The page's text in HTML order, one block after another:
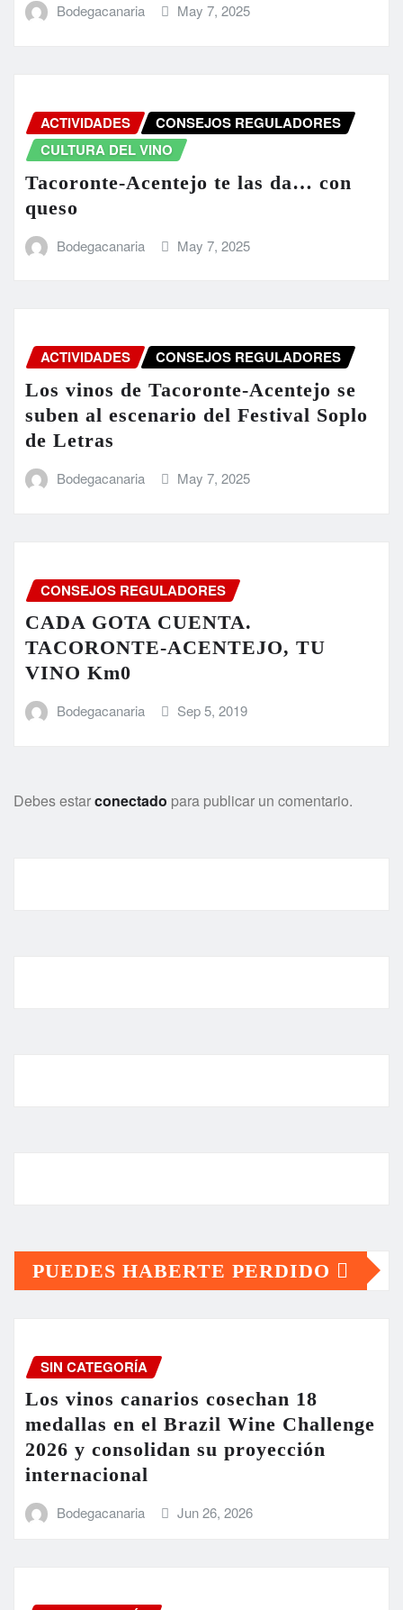
Bodegacanaria May 7, 2025
ACTIVIDADES
CONSEJOS REGULADORES
CULTURA DEL VINO
Tacoronte-Acentejo te las da… con
queso
Bodegacanaria May 7, 2025
ACTIVIDADES CONSEJOS REGULADORES
Los vinos de Tacoronte-Acentejo se
suben al escenario del Festival Soplo
de Letras
Bodegacanaria May 7, 2025
CONSEJOS REGULADORES
CADA GOTA CUENTA.
TACORONTE-ACENTEJO, TU
VINO Km0
Bodegacanaria Sep 5, 2019
Debes estarconectado para publicar un comentario.
PUEDES HABERTE PERDIDO
SIN CATEGORÍA
Los vinos canarios cosechan 18
medallas en el Brazil Wine Challenge
2026 y consolidan su proyección
internacional
Bodegacanaria Jun 26, 2026